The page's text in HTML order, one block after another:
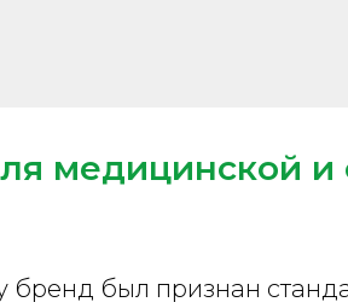
медицинской
бренд был признан